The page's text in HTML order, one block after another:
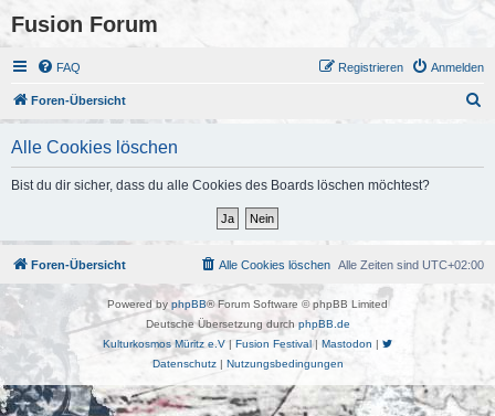
Fusion Forum
FAQ Anmelden
Registrieren
Foren-Übersicht
Alle Cookies löschen
Bist du dir sicher, dass du alle Cookies des Boards löschen möchtest?
Foren-Übersicht Alle Zeiten sind UTC+02:00
Alle Cookies löschen
Powered by phpBB® Forum Software © phpBB Limited
Deutsche Übersetzung durch phpBB.de
Kulturkosmos Müritz e.V | Fusion Festival| Mastodon |
Datenschutz| Nutzungsbedingungen